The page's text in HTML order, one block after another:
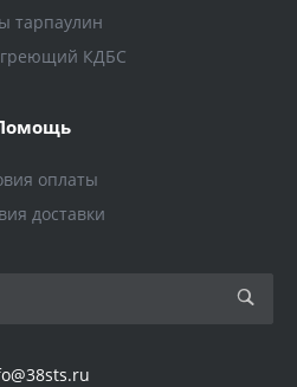
тарпаулин
греющий КДБС
оплаты
доставки